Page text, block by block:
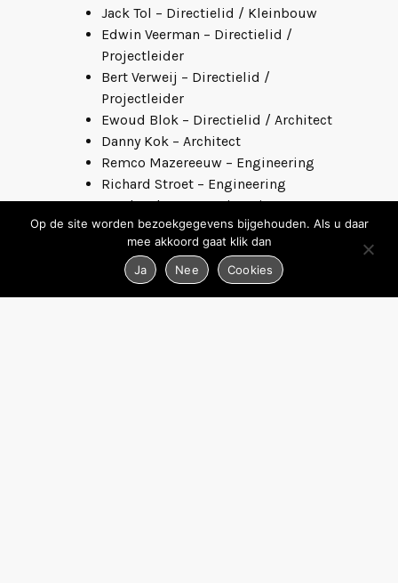
Jack Tol – Directielid / Kleinbouw
Edwin Veerman – Directielid /
Projectleider
Bert Verweij – Directielid /
Projectleider
Ewoud Blok – Directielid / Architect
Danny Kok – Architect
Remco Mazereeuw – Engineering
Richard Stroet – Engineering
Frank Schaap – Engineering
Lynn Veerman –
Bureaumanagement
Mandy Sier – Interieurverzorging
Op de site worden bezoekgegevens bijgehouden. Als u daar
mee akkoord gaat klik dan
Ja
Nee Cookies